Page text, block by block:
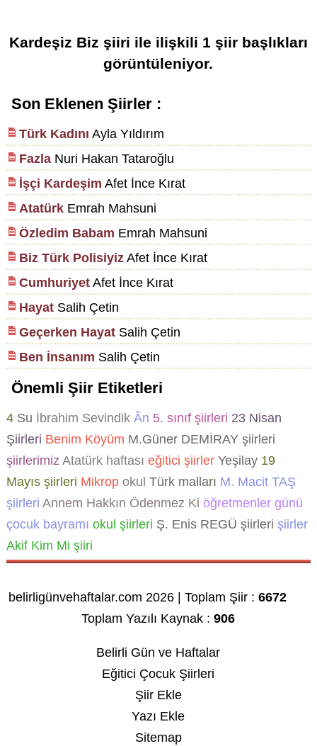
Kardeşiz Biz şiiri ile ilişkili 1şiir başlıkları
görüntüleniyor.
Son Eklenen Şiirler :
Türk Kadını Ayla Yıldırım
FazlaNuri Hakan Tataroğlu
İşçi Kardeşim Afet İnce Kırat
AtatürkEmrah Mahsuni
Özledim Babam Emrah Mahsuni
Biz Türk PolisiyizAfet İnce Kırat
CumhuriyetAfet İnce Kırat
HayatSalih Çetin
Geçerken HayatSalih Çetin
Ben İnsanım Salih Çetin
Önemli Şiir Etiketleri
4 Su İbrahim Sevindik Ân 5. sınıf şiirleri 23 Nisan
Şiirleri Benim Köyüm M.Güner DEMİRAY şiirleri
şiirlerimiz Atatürk haftası eğitici şiirler Yeşilay 19
Mayıs şiirleri Mikrop okul Türk malları M. Macit TAŞ
şiirleri Annem Hakkın Ödenmez Ki öğretmenler günü
çocuk bayramı okul şiirleri Ş. Enis REGÜ şiirleri şiirler
Akif Kim Mi şiiri
belirligünvehaftalar.com 2026 | Toplam Şiir :6672
Toplam Yazılı Kaynak :906
Belirli Gün ve Haftalar
Eğitici Çocuk Şiirleri
Şiir Ekle
Yazı Ekle
Sitemap